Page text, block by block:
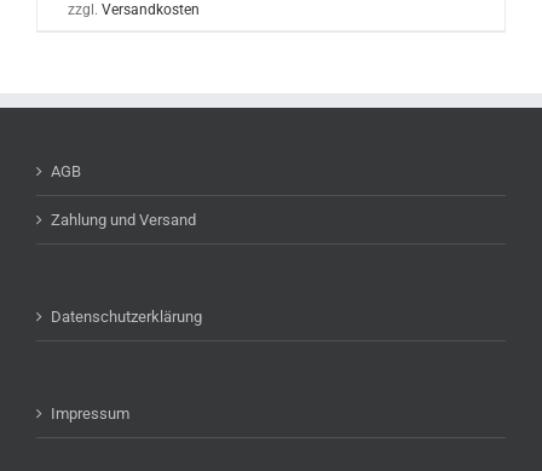
zzgl. Versandkosten
AGB
Zahlung und Versand
Datenschutzerklärung
Impressum